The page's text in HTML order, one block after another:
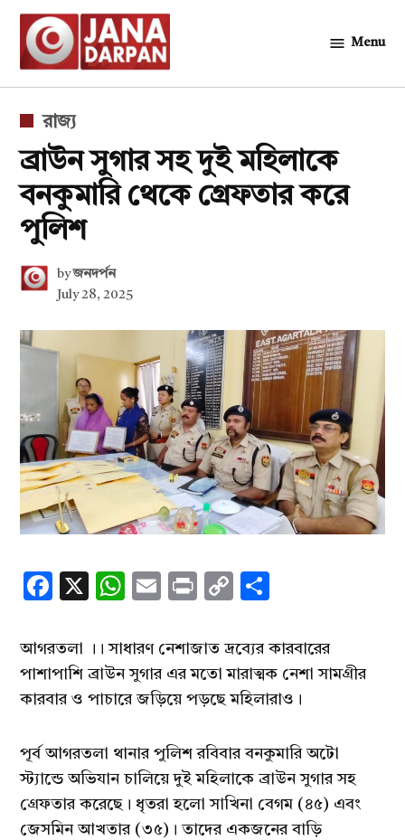
Skip
content
Menu
POSTED
IN
রাজ্য
ব্রাউন সুগার সহ দুই মহিলাকে
বনকুমারি থেকে গ্রেফতার করে
পুলিশ
by জনদর্পন
July 28, 2025
Facebook
X WhatsApp
EmailPrintCopy
আগরতলা ।। সাধারণ নেশাজাত দ্রব্যের কারবারের
পাশাপাশি ব্রাউন সুগার এর মতো মারাত্মক নেশা সামগ্রীর
কারবার ও পাচারে জড়িয়ে পড়ছে মহিলারাও।
পূর্ব আগরতলা থানার পুলিশ রবিবার বনকুমারি অটো
স্ট্যান্ডে অভিযান চালিয়ে দুই মহিলাকে ব্রাউন সুগার সহ
গ্রেফতার করেছে। ধৃতরা হলো সাখিনা বেগম (৪৫) এবং
জেসমিন আখতার (৩৫)। তাদের একজনের বাড়ি